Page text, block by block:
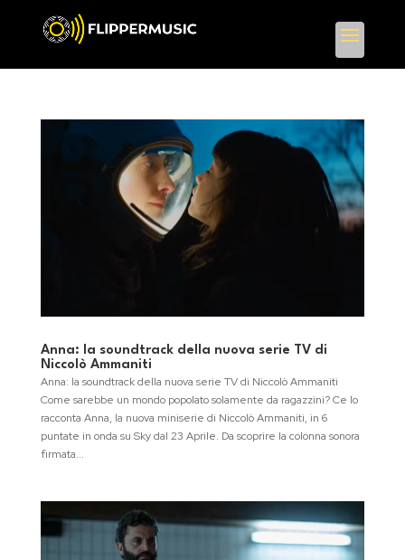
Anna: la soundtrack della nuova serie TV di
Niccolò Ammaniti
Anna: la soundtrack della nuova serie TV di Niccolò Ammaniti
Come sarebbe un mondo popolato solamente da ragazzini? Ce lo
racconta Anna, la nuova miniserie di Niccolò Ammaniti, in 6
puntate in onda su Sky dal 23 Aprile. Da scoprire la colonna sonora
firmata...